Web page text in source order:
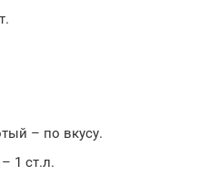
– по вкусу.
1 ст.л.